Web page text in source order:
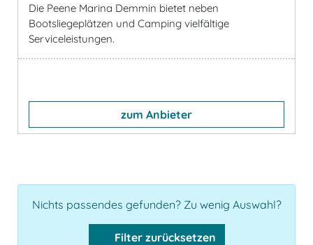
Die Peene Marina Demmin bietet neben
Bootsliegeplätzen und Camping vielfältige
Serviceleistungen.
zum Anbieter
Nichts passendes gefunden? Zu wenig Auswahl?
Filter zurücksetzen